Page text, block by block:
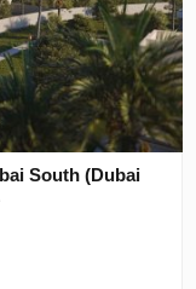
South (Dubai